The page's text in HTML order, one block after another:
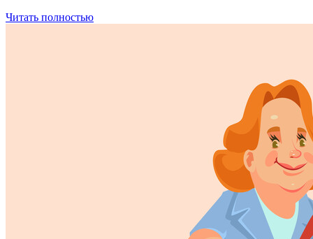
Читать полностью